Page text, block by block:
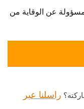
عن الوقاية من
راسلنا عبر